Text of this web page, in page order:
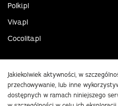
Polki.pl
Viva.pl
Cocolita.pl
Jakiekolwiek aktywności, w
przechowywanie, lub inne
dostępnych w ramach niniejszego